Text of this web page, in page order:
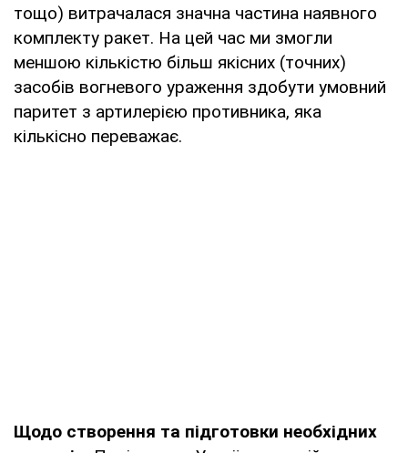
тощо) витрачалася значна частина наявного
комплекту ракет. На цей час ми змогли
меншою кількістю більш якісних (точних)
засобів вогневого ураження здобути умовний
паритет з артилерією противника, яка
кількісно переважає.
Щодо створення та підготовки необхідних